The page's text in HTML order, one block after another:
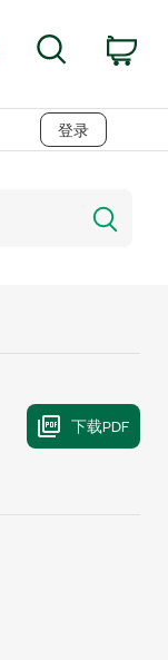
My AccountSearch
登录